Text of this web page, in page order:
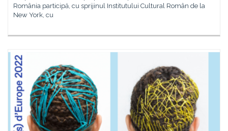
România participă, cu sprijinul Institutului Cultural Român de la
New York, cu